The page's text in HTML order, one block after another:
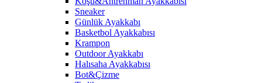
Sneaker
Günlük Ayakkabı
Basketbol Ayakkabısı
Krampon
Outdoor Ayakkabı
Halısaha Ayakkabısı
Bot&Çizme